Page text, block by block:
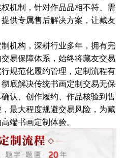
机制，针对作品品相不符、需
供专属售后解决方案，让藏友
机构，深耕行业多年，拥有完
易保障体系，始终将藏友交易
规范化履约管理，定制流程有
底解决传统书画定制交易无保
认、创作履约、作品核验到售
最大程度规避交易风险，为藏
端书画定制体验。